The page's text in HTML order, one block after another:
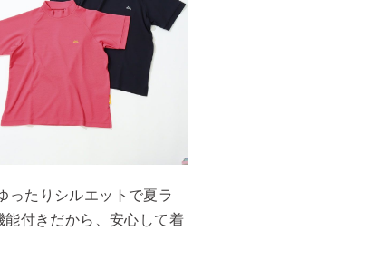
ったりシルエットで夏ラ
付きだから、安心して着